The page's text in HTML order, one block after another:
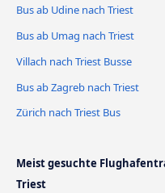
Bus ab Udine nach Triest
Bus ab Umag nach Triest
Villach nach Triest Busse
Bus ab Zagreb nach Triest
Zürich nach Triest Bus
Meist gesuchte
Triest